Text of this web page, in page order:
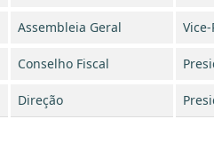
Assembleia Geral
Conselho Fiscal
Direção